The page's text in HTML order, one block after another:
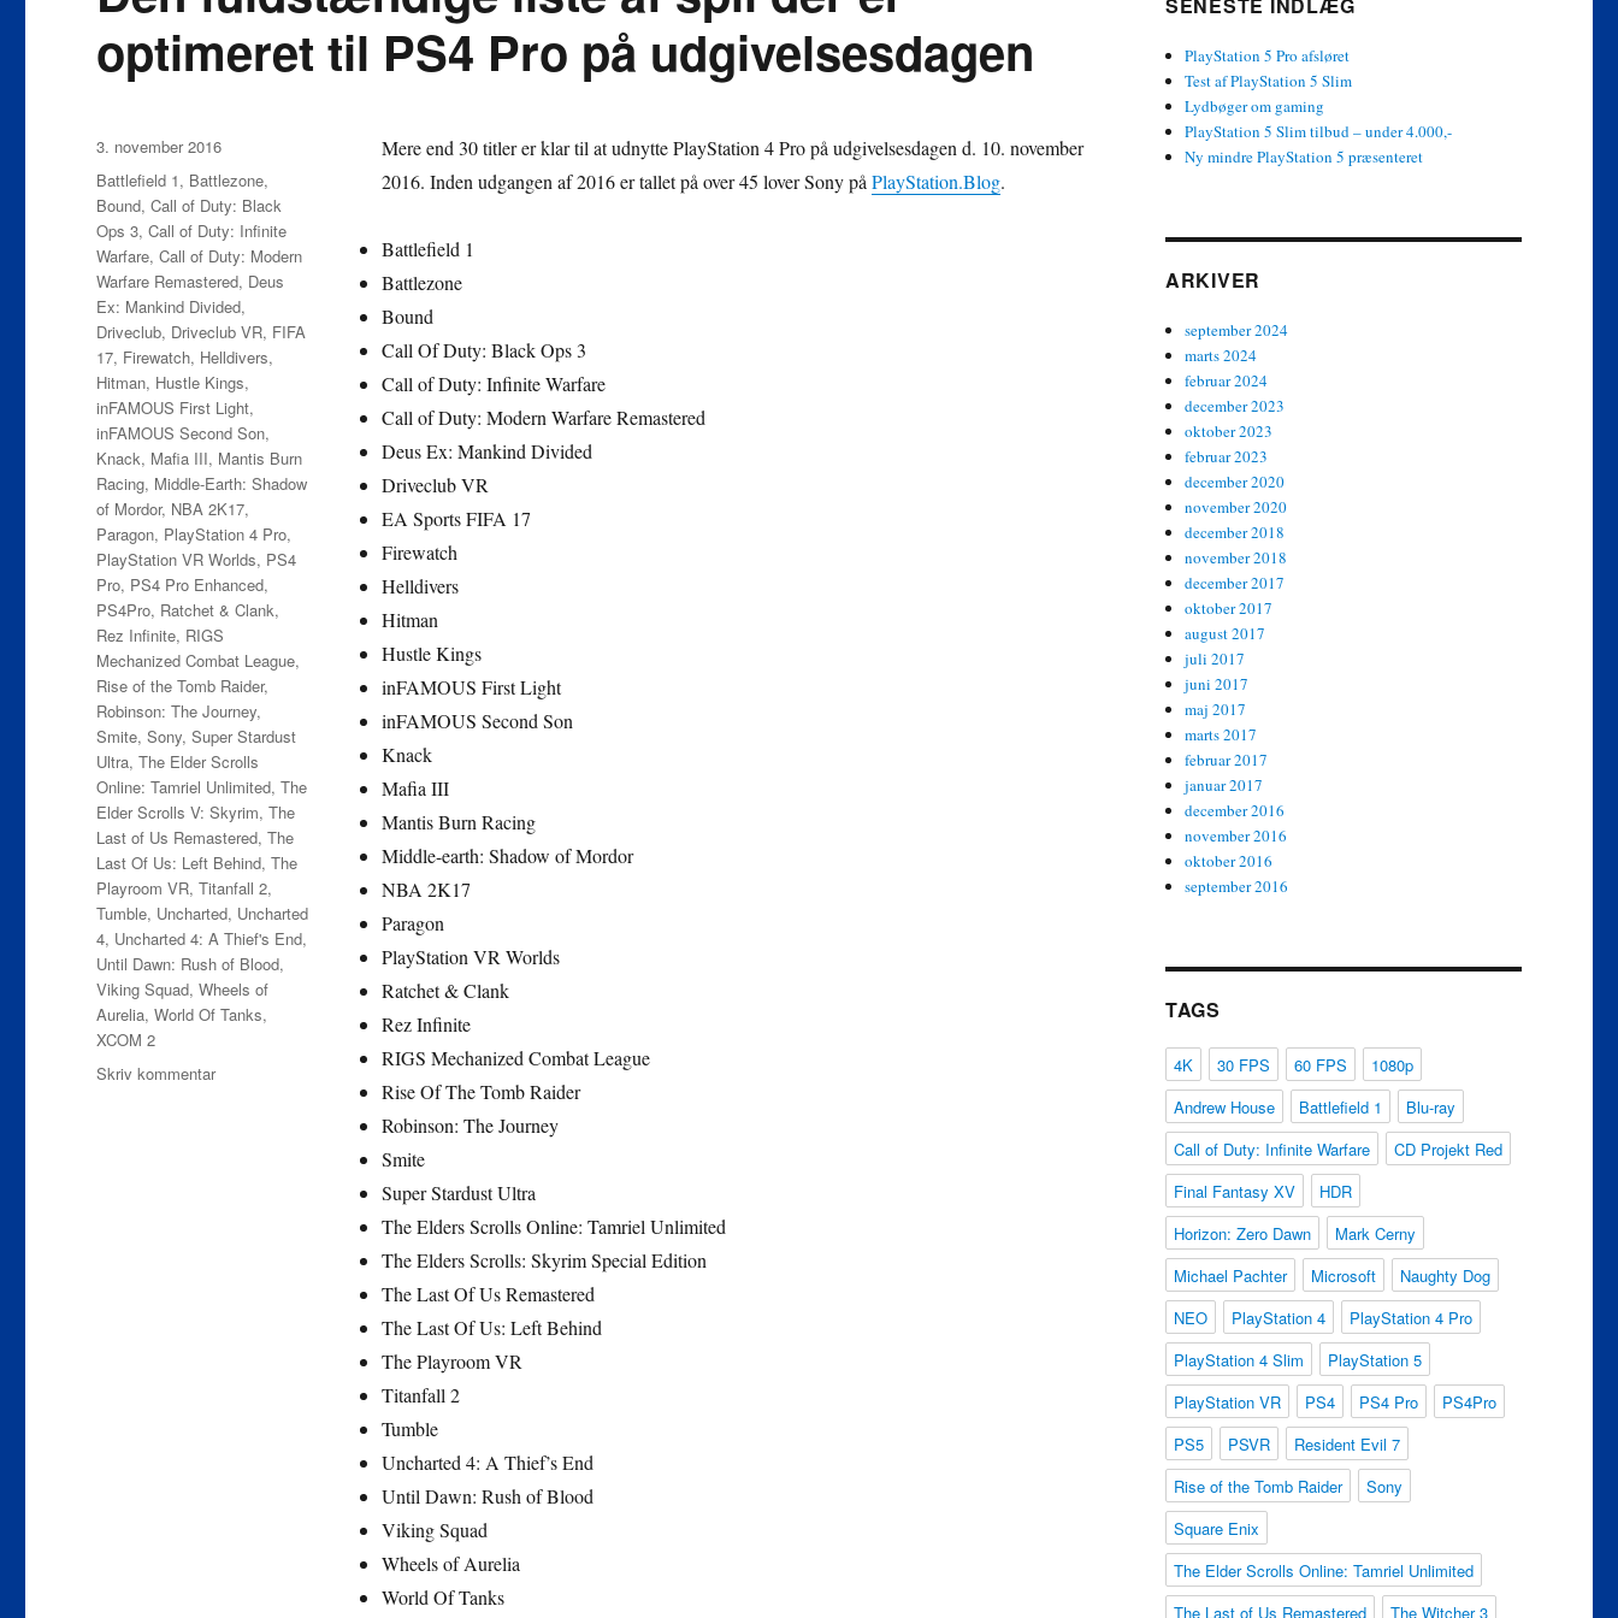
optimeret til PS4 Pro på udgivelsesdagen
Mere end 30 titler er klar til at udnytte PlayStation 4 Pro på udgivelsesdagen d. 10. november
2016. Inden udgangen af 2016 er tallet på over 45 lover Sony på PlayStation.Blog.
Battlefield 1
Battlezone
Bound
Call Of Duty: Black Ops 3
Call of Duty: Infinite Warfare
Call of Duty: Modern Warfare Remastered
Deus Ex: Mankind Divided
Driveclub VR
EA Sports FIFA 17
Firewatch
Helldivers
Hitman
Hustle Kings
inFAMOUS First Light
inFAMOUS Second Son
Knack
Mafia III
Mantis Burn Racing
Middle-earth: Shadow of Mordor
NBA 2K17
Paragon
PlayStation VR Worlds
Ratchet & Clank
Rez Infinite
RIGS Mechanized Combat League
Rise Of The Tomb Raider
Robinson: The Journey
Smite
Super Stardust Ultra
The Elders Scrolls Online: Tamriel Unlimited
The Elders Scrolls: Skyrim Special Edition
The Last Of Us Remastered
The Last Of Us: Left Behind
The Playroom VR
Titanfall 2
Tumble
Uncharted 4: A Thief’s End
Until Dawn: Rush of Blood
Viking Squad
Wheels of Aurelia
World Of Tanks
Udgivet
3. november 2016
Tags
Battlefield 1, Battlezone,
Bound,Call of Duty: Black
Ops 3,Call of Duty: Infinite
Warfare,Call of Duty: Modern
Warfare Remastered, Deus
Ex: Mankind Divided,
Driveclub, Driveclub VR, FIFA
17, Firewatch, Helldivers,
Hitman, Hustle Kings,
inFAMOUS First Light,
inFAMOUS Second Son,
Knack, Mafia III, Mantis Burn
Racing, Middle-Earth: Shadow
of Mordor, NBA 2K17,
Paragon, PlayStation 4 Pro,
PlayStation VR Worlds, PS4
Pro, PS4 Pro Enhanced,
PS4Pro, Ratchet & Clank,
Rez Infinite, RIGS
Mechanized Combat League,
Rise of the Tomb Raider,
Robinson: The Journey,
Smite,Sony,Super Stardust
Ultra,The Elder Scrolls
Online: Tamriel Unlimited,The
Elder Scrolls V: Skyrim,The
Last of Us Remastered,The
Last Of Us: Left Behind,The
Playroom VR,Titanfall 2,
Tumble, Uncharted, Uncharted
4, Uncharted 4: A Thief's End,
Until Dawn: Rush of Blood,
Viking Squad,Wheels of
Aurelia,World Of Tanks,
XCOM 2
Skriv kommentartil
PlayStation 5 Pro afsløret
Test af PlayStation 5 Slim
Lydbøger om gaming
PlayStation 5 Slim tilbud – under 4.000,-
Ny mindre PlayStation 5 præsenteret
ARKIVER
september 2024
marts 2024
februar 2024
december 2023
oktober 2023
februar 2023
december 2020
november 2020
december 2018
november 2018
december 2017
oktober 2017
august 2017
juli 2017
juni 2017
maj 2017
marts 2017
februar 2017
januar 2017
december 2016
november 2016
oktober 2016
september 2016
TAGS
4K 30 FPS 60 FPS
1080p
Andrew House
Battlefield 1
Blu-ray
Call of Duty: Infinite Warfare
CD Projekt Red
Final Fantasy XV
HDR
Horizon: Zero Dawn
Mark Cerny
Michael Pachter
Microsoft
Naughty Dog
NEO
PlayStation 4
PlayStation 4 Pro
PlayStation 4 Slim
PlayStation 5
PlayStation VR
PS4 PS4 Pro
PS4Pro
PS5
PSVR
Resident Evil 7
Rise of the Tomb Raider
Sony
Square Enix
The Elder Scrolls Online: Tamriel Unlimited
The Last of Us Remastered
The Witcher 3